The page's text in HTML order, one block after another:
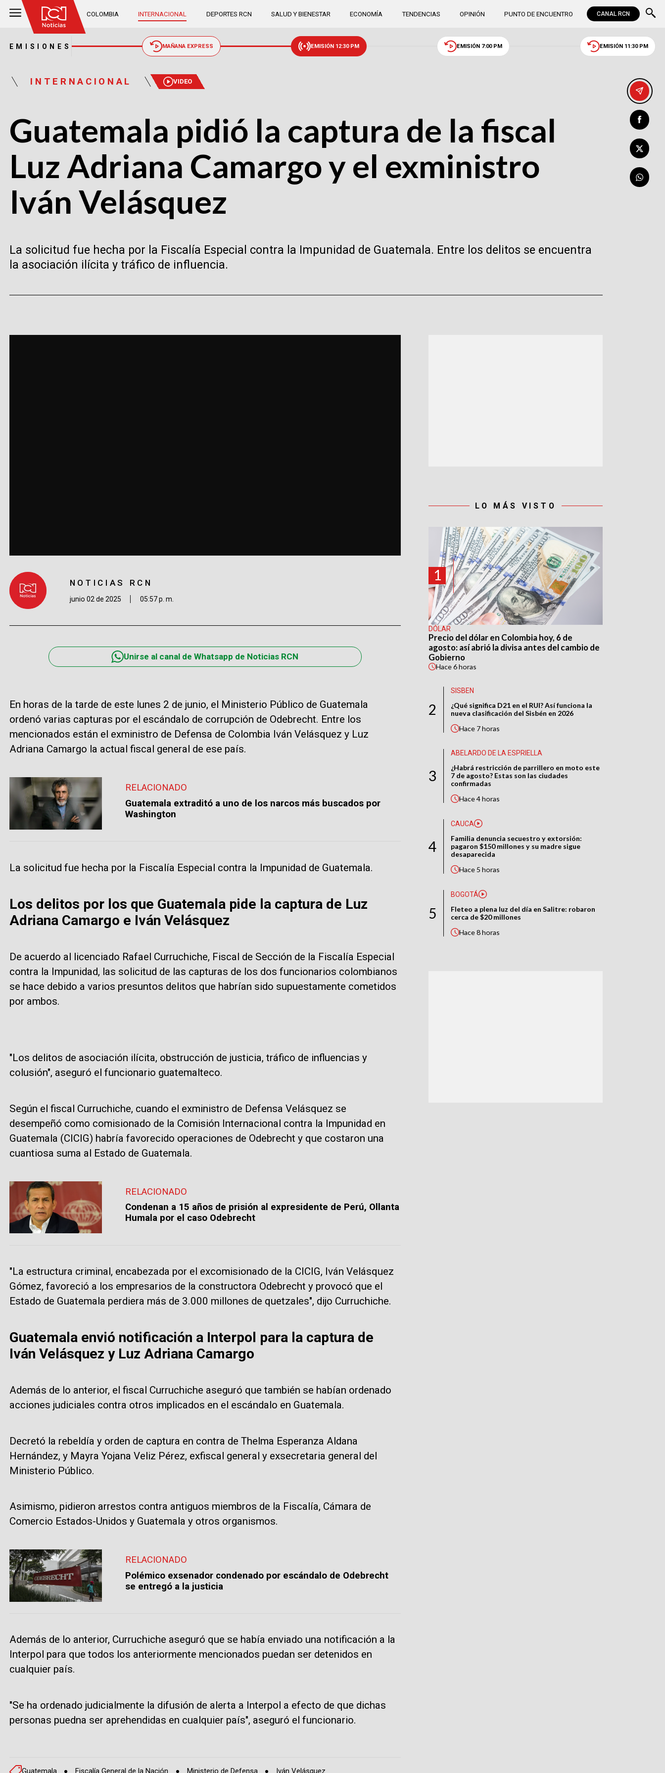
COLOMBIA INTERNACIONAL DEPORTES RCN SALUD Y BIENESTAR ECONOMÍA TENDENCIAS OPINIÓN PUNTO DE ENCUENTRO CANAL RCN
EMISIONES MAÑANA EXPRESS EMISIÓN 12:30 PM EMISIÓN 7:00 PM EMISIÓN 11:30 PM
INTERNACIONAL VIDEO
Guatemala pidió la captura de la fiscal
Luz Adriana Camargo y el exministro
Iván Velásquez
La solicitud fue hecha por la Fiscalía Especial contra la Impunidad de Guatemala. Entre los delitos se encuentra
la asociación ilícita y tráfico de influencia.
NOTICIAS RCN
junio 02 de 2025 05:57 p. m.
Unirse al canal de Whatsapp de Noticias RCN
En horas de la tarde de este lunes 2 de junio, el Ministerio Público de Guatemala
ordenó varias capturas por el escándalo de corrupción de Odebrecht. Entre los
mencionados están el exministro de Defensa de Colombia Iván Velásquez y Luz
Adriana Camargo la actual fiscal general de ese país.
RELACIONADO
Guatemala extraditó a uno de los narcos más buscados por
Washington
La solicitud fue hecha por la Fiscalía Especial contra la Impunidad de Guatemala.
Los delitos por los que Guatemala pide la captura de Luz
Adriana Camargo e Iván Velásquez
De acuerdo al licenciado Rafael Curruchiche, Fiscal de Sección de la Fiscalía Especial
contra la Impunidad, las solicitud de las capturas de los dos funcionarios colombianos
se hace debido a varios presuntos delitos que habrían sido supuestamente cometidos
por ambos.
"Los delitos de asociación ilícita, obstrucción de justicia, tráfico de influencias y
colusión", aseguró el funcionario guatemalteco.
Según el fiscal Curruchiche, cuando el exministro de Defensa Velásquez se
desempeñó como comisionado de la Comisión Internacional contra la Impunidad en
Guatemala (CICIG) habría favorecido operaciones de Odebrecht y que costaron una
cuantiosa suma al Estado de Guatemala.
RELACIONADO
Condenan a 15 años de prisión al expresidente de Perú, Ollanta
Humala por el caso Odebrecht
"La estructura criminal, encabezada por el excomisionado de la CICIG, Iván Velásquez
Gómez, favoreció a los empresarios de la constructora Odebrecht y provocó que el
Estado de Guatemala perdiera más de 3.000 millones de quetzales", dijo Curruchiche.
Guatemala envió notificación a Interpol para la captura de
Iván Velásquez y Luz Adriana Camargo
Además de lo anterior, el fiscal Curruchiche aseguró que también se habían ordenado
acciones judiciales contra otros implicados en el escándalo en Guatemala.
Decretó la rebeldía y orden de captura en contra de Thelma Esperanza Aldana
Hernández, y Mayra Yojana Veliz Pérez, exfiscal general y exsecretaria general del
Ministerio Público.
Asimismo, pidieron arrestos contra antiguos miembros de la Fiscalía, Cámara de
Comercio Estados-Unidos y Guatemala y otros organismos.
RELACIONADO
Polémico exsenador condenado por escándalo de Odebrecht
se entregó a la justicia
Además de lo anterior, Curruchiche aseguró que se había enviado una notificación a la
Interpol para que todos los anteriormente mencionados puedan ser detenidos en
cualquier país.
"Se ha ordenado judicialmente la difusión de alerta a Interpol a efecto de que dichas
personas puedna ser aprehendidas en cualquier país", aseguró el funcionario.
Guatemala Fiscalía General de la Nación Ministerio de Defensa Iván Velásquez
LO MÁS VISTO
1
DÓLAR
Precio del dólar en Colombia hoy, 6 de
agosto: así abrió la divisa antes del cambio de
Gobierno
Hace6 horas
2
SISBEN
¿Qué significa D21 en el RUI? Así funciona la
nueva clasificación del Sisbén en 2026
Hace 7 horas
3
ABELARDO DE LA ESPRIELLA
¿Habrá restricción de parrillero en moto este
7 de agosto? Estas son las ciudades
confirmadas
Hace4 horas
4
CAUCA
Familia denuncia secuestro y extorsión:
pagaron $150 millones y su madre sigue
desaparecida
Hace 5 horas
5
BOGOTÁ
Fleteo a plena luz del día en Salitre: robaron
cerca de $20 millones
Hace8 horas